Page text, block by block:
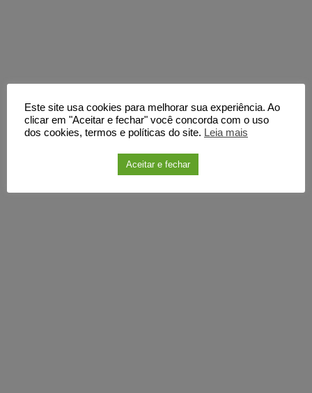
Este site usa cookies para melhorar sua experiência. Ao
clicar em "Aceitar e fechar" você concorda com o uso
dos cookies, termos e políticas do site. Leia mais
Aceitar e fechar